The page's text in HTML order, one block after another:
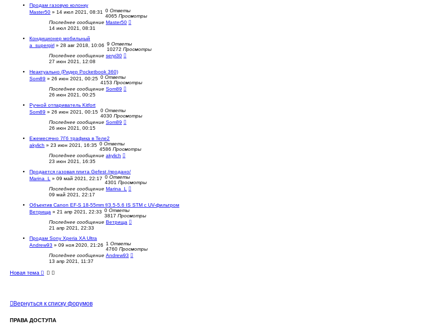
Продам газовую колонку
Master50 » 14 июл 2021, 08:31 0 Ответы
4065 Просмотры
Последнее сообщение Master50
14 июл 2021, 08:31
Кондиционер мобильный
a_supergirl » 28 авг 2018, 10:06 9 Ответы
10272 Просмотры
Последнее сообщение seryi30
27 июн 2021, 12:08
Неактуально (Ридер Pocketbook 360)
Som89 » 26 июн 2021, 00:25 0 Ответы
4153 Просмотры
Последнее сообщение Som89
26 июн 2021, 00:25
Ручной отпариватель Kitfort
Som89 » 26 июн 2021, 00:15 0 Ответы
4030 Просмотры
Последнее сообщение Som89
26 июн 2021, 00:15
Ежемесячно 7Гб трафика в Теле2
akylich » 23 июн 2021, 16:35 0 Ответы
4586 Просмотры
Последнее сообщение akylich
23 июн 2021, 16:35
Продается газовая плита Gefest /продано/
Marina_L
» 09 май 2021, 22:17 0 Ответы
4301 Просмотры
Последнее сообщение Marina_L
09 май 2021, 22:17
Объектив Canon EF-S 18-55mm f/3.5-5.6 IS STM с UV-фильтром
Ветрища » 21 апр 2021, 22:33 0 Ответы
3817 Просмотры
Последнее сообщение Ветрища
21 апр 2021, 22:33
Продам Sony Xperia XA Ultra
Andrew93 » 09 ноя 2020, 21:26 1 Ответы
4760 Просмотры
Последнее сообщение Andrew93
13 апр 2021, 11:37
Новая тема
Вернуться к списку форумов
ПРАВА ДОСТУПА